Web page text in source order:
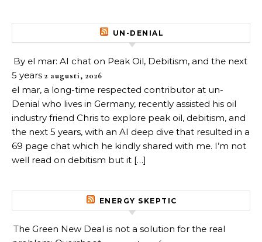
UN-DENIAL
By el mar: AI chat on Peak Oil, Debitism, and the next
5 years 2 augusti, 2026
el mar, a long-time respected contributor at un-
Denial who lives in Germany, recently assisted his oil
industry friend Chris to explore peak oil, debitism, and
the next 5 years, with an AI deep dive that resulted in a
69 page chat which he kindly shared with me. I’m not
well read on debitism but it […]
ENERGY SKEPTIC
The Green New Deal is not a solution for the real